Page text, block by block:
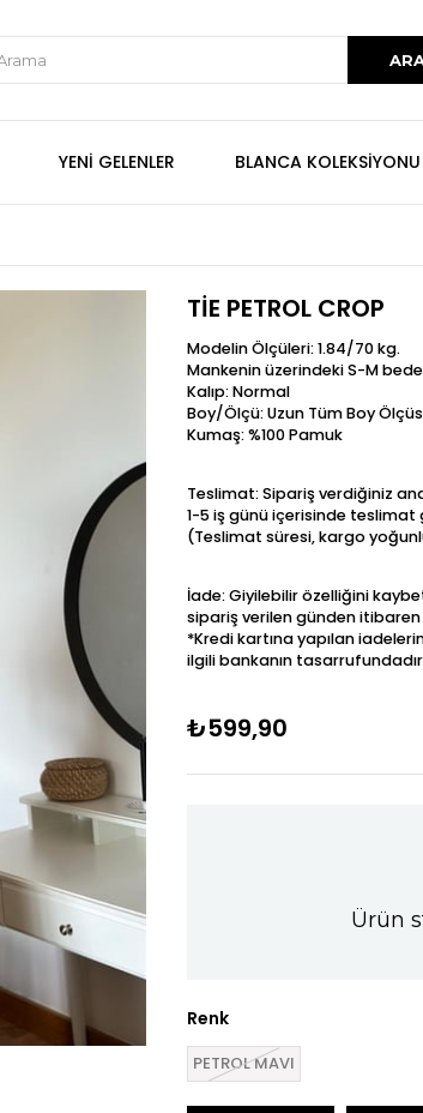
YENİ GELENLER BLANCA KOLEKSİYONU
TİE PETROL CROP
Modelin Ölçüleri: 1.84/70 kg.
Mankenin üzerindeki S-M
Kalıp: Normal
Boy/Ölçü: Uzun Tüm Boy
Kumaş: %100 Pamuk
Teslimat: Sipariş verdiğiniz
1-5 iş günü içerisinde
(Teslimat süresi, kargo
İade: Giyilebilir özelliğini
sipariş verilen günden itibaren
*Kredi kartına yapılan
ilgili bankanın
₺599,90
Ürün
Renk
PETROL MAVI